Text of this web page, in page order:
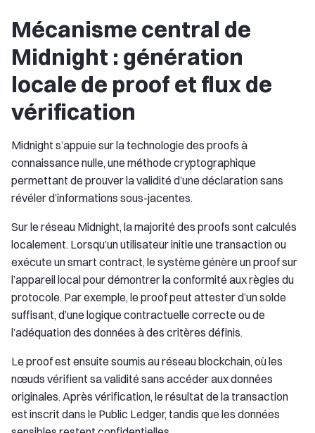
Mécanisme central de
Midnight : génération
locale de proof et flux de
vérification
Midnight s’appuie sur la technologie des proofs à
connaissance nulle, une méthode cryptographique
permettant de prouver la validité d’une déclaration sans
révéler d’informations sous-jacentes.
Sur le réseau Midnight, la majorité des proofs sont calculés
localement. Lorsqu’un utilisateur initie une transaction ou
exécute un smart contract, le système génère un proof sur
l’appareil local pour démontrer la conformité aux règles du
protocole. Par exemple, le proof peut attester d’un solde
suffisant, d’une logique contractuelle correcte ou de
l’adéquation des données à des critères définis.
Le proof est ensuite soumis au réseau blockchain, où les
nœuds vérifient sa validité sans accéder aux données
originales. Après vérification, le résultat de la transaction
est inscrit dans le Public Ledger, tandis que les données